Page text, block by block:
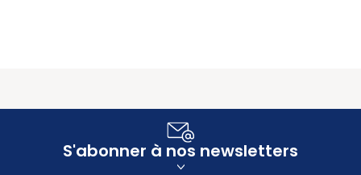
S'abonner à nos newsletters